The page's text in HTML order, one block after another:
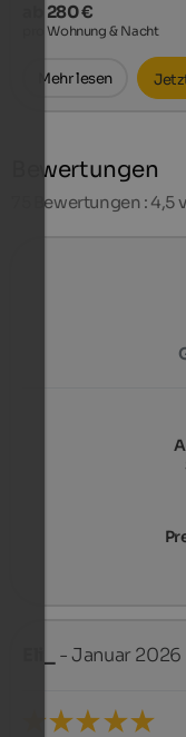
ab 280 €
pro Wohnung & Nacht
Mehr lesen
Bewertungen
Bewertungen : 4,5
- Januar 2026